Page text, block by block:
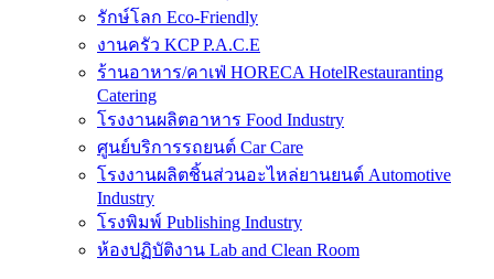
รักษ์โลก Eco-Friendly
งานครัว KCP P.A.C.E
ร้านอาหาร/คาเฟ่ HORECA HotelRestauranting
Catering
โรงงานผลิตอาหาร Food Industry
ศูนย์บริการรถยนต์ Car Care
โรงงานผลิตชิ้นส่วนอะไหล่ยานยนต์ Automotive
Industry
โรงพิมพ์ Publishing Industry
ห้องปฏิบัติงาน Lab and Clean Room